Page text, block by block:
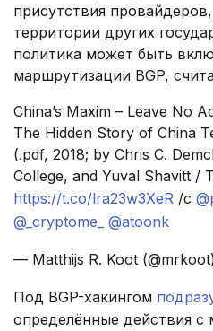
присутствия
территории других
политика может быть
маршрутизации BGP,
China’s Maxim – Leave No
The Hidden Story of China
(.pdf, 2018; by Chris C.
College, and Yuval Shavitt /
https://t.co/lra23w3XeR /c
@_cryptome_
@atoonk
— Matthijs R. Koot
Под BGP-хакингом
определённые действия с